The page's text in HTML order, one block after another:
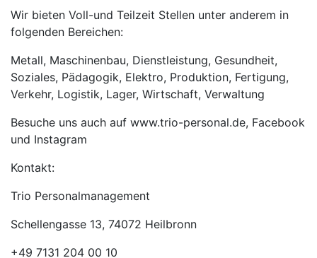
Wir bieten Voll-und Teilzeit Stellen unter anderem in
folgenden Bereichen:
Metall, Maschinenbau, Dienstleistung, Gesundheit,
Soziales, Pädagogik, Elektro, Produktion, Fertigung,
Verkehr, Logistik, Lager, Wirtschaft, Verwaltung
Besuche uns auch auf www.trio-personal.de, Facebook
und Instagram
Kontakt:
Trio Personalmanagement
Schellengasse 13, 74072 Heilbronn
+49 7131 204 00 10